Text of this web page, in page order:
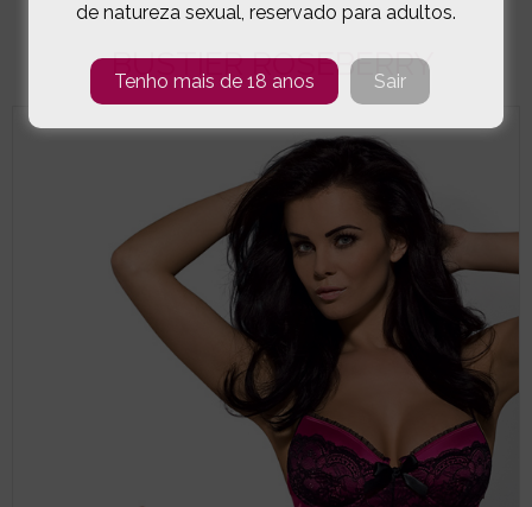
BUSTIER ROSEBERRY
de natureza sexual, reservado para adultos.
Tenho mais de 18 anos Sair